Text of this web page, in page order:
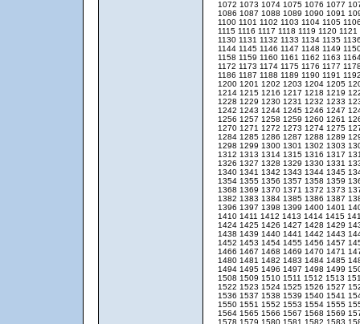
1072 1073 1074 1075 1076 1077
1086 1087 1088 1089 1090 1091
1100 1101 1102 1103 1104 1105
1115 1116 1117 1118 1119 1120 1121
1130 1131 1132 1133 1134 1135
1144 1145 1146 1147 1148 1149
1158 1159 1160 1161 1162 1163
1172 1173 1174 1175 1176 1177
1186 1187 1188 1189 1190 1191
1200 1201 1202 1203 1204 1205
1214 1215 1216 1217 1218 1219
1228 1229 1230 1231 1232 1233
1242 1243 1244 1245 1246 1247
1256 1257 1258 1259 1260 1261
1270 1271 1272 1273 1274 1275
1284 1285 1286 1287 1288 1289
1298 1299 1300 1301 1302 1303
1312 1313 1314 1315 1316 1317
1326 1327 1328 1329 1330 1331
1340 1341 1342 1343 1344 1345
1354 1355 1356 1357 1358 1359
1368 1369 1370 1371 1372 1373
1382 1383 1384 1385 1386 1387
1396 1397 1398 1399 1400 1401
1410 1411 1412 1413 1414 1415
1424 1425 1426 1427 1428 1429
1438 1439 1440 1441 1442 1443
1452 1453 1454 1455 1456 1457
1466 1467 1468 1469 1470 1471
1480 1481 1482 1483 1484 1485
1494 1495 1496 1497 1498 1499
1508 1509 1510 1511 1512 1513
1522 1523 1524 1525 1526 1527
1536 1537 1538 1539 1540 1541
1550 1551 1552 1553 1554 1555
1564 1565 1566 1567 1568 1569